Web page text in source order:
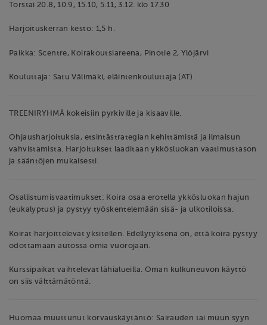
Torstai 20.8, 10.9, 15.10, 5.11, 3.12. klo 17.30
Harjoituskerran kesto: 1,5 h.
Paikka: Scentre, Koirakoutsiareena, Pinotie 2, Ylöjärvi
Kouluttaja: Satu Välimäki, eläintenkouluttaja (AT)
TREENIRYHMÄ kokeisiin pyrkiville ja kisaaville.
Ohjausharjoituksia, etsintästrategian kehittämistä ja ilmaisun
vahvistamista. Harjoitukset laaditaan ykkösluokan vaatimustason
ja sääntöjen mukaisesti.
Osallistumisvaatimukset: Koira osaa erotella ykkösluokan hajun
(eukalyptus) ja pystyy työskentelemään sisä- ja ulkotiloissa.
Koirat harjoittelevat yksitellen. Edellytyksenä on, että koira pystyy
odottamaan autossa omia vuorojaan.
Kurssipaikat vaihtelevat lähialueilla. Oman kulkuneuvon käyttö
on siis välttämätöntä.
Huomaa muuttunut korvauskäytäntö: Sairauden tai muun syyn